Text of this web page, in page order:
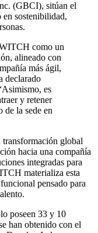
(GBCI), sitúan el
en sostenibilidad,
como un
alineado con
más ágil,
declarado
es
y retener
de la sede en
global
hacia una compañía
integradas para
materializa esta
pensado para
poseen 33 y 10
han obtenido con el